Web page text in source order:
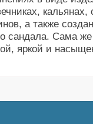
а также
сандала. Сама
яркой и